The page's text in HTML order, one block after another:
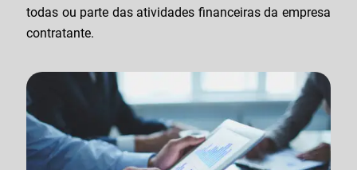
todas ou parte das atividades financeiras da empresa
contratante.